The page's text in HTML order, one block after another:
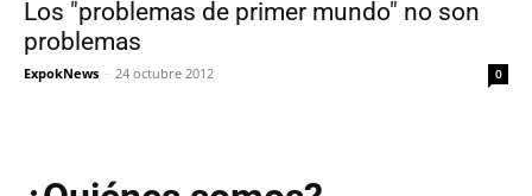
Los "problemas de primer mundo" no son
problemas
ExpokNews - 24 octubre 2012 0